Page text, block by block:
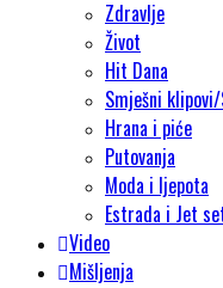
Zdravlje
Život
Hit Dana
Smješni
Hrana i piće
Putovanja
Moda i ljepota
Estrada i Jet
Video
Mišljenja